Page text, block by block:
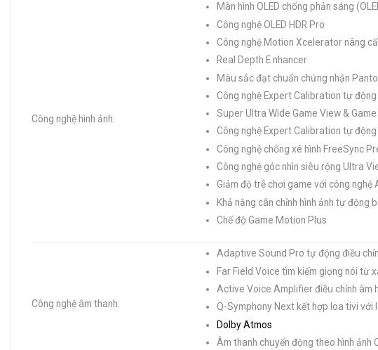
Công nghệ hình ảnh:
Màn hình OLED chống phản sáng
Công nghệ OLED HDR Pro
Công nghệ Motion Xcelerator nâng
Real Depth E nhancer
Màu sắc đạt chuẩn chứng nhận
Công nghệ Expert Calibration tự
Super Ultra Wide Game View &
Công nghệ Expert Calibration tự
Công nghệ chống xé hình FreeSync
Công nghệ góc nhìn siêu rộng Ultra
Giảm độ trễ chơi game với công
Khả năng cân chỉnh hình ảnh tự động
Chế độ Game Motion Plus
Công nghệ âm thanh:
Adaptive Sound Pro tự động điều
Far Field Voice tìm kiếm giọng nói từ
Active Voice Amplifier điều chỉnh âm
Q-Symphony Next kết hợp loa tivi với
Dolby Atmos
Âm thanh chuyển động theo hình ảnh